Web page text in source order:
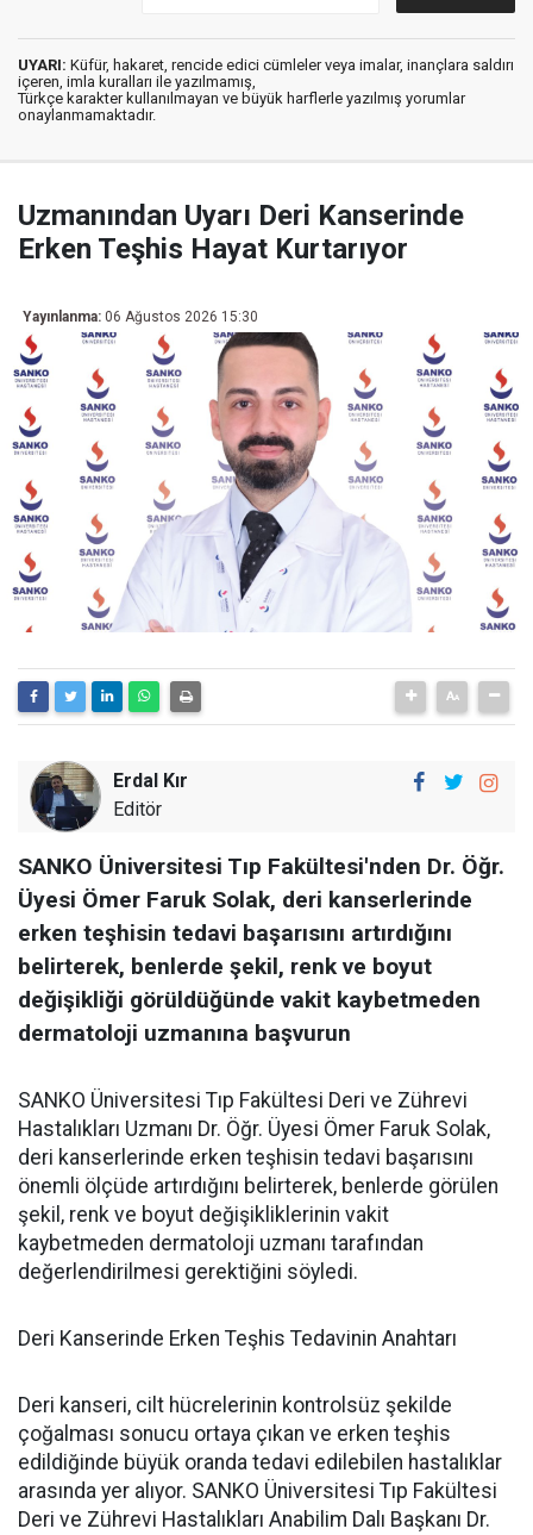
UYARI: Küfür, hakaret, rencide edici cümleler veya imalar, inançlara saldırı
içeren, imla kuralları ile yazılmamış,
Türkçe karakter kullanılmayan ve büyük harflerle yazılmış yorumlar
onaylanmamaktadır.
Uzmanından Uyarı Deri Kanserinde
Erken Teşhis Hayat Kurtarıyor
Yayınlanma: 06 Ağustos 2026 15:30
Erdal Kır
Editör
SANKO Üniversitesi Tıp Fakültesi'nden Dr. Öğr.
Üyesi Ömer Faruk Solak, deri kanserlerinde
erken teşhisin tedavi başarısını artırdığını
belirterek, benlerde şekil, renk ve boyut
değişikliği görüldüğünde vakit kaybetmeden
dermatoloji uzmanına başvurun
SANKO Üniversitesi Tıp Fakültesi Deri ve Zührevi
Hastalıkları Uzmanı Dr. Öğr. Üyesi Ömer Faruk Solak,
deri kanserlerinde erken teşhisin tedavi başarısını
önemli ölçüde artırdığını belirterek, benlerde görülen
şekil, renk ve boyut değişikliklerinin vakit
kaybetmeden dermatoloji uzmanı tarafından
değerlendirilmesi gerektiğini söyledi.
Deri Kanserinde Erken Teşhis Tedavinin Anahtarı
Deri kanseri, cilt hücrelerinin kontrolsüz şekilde
çoğalması sonucu ortaya çıkan ve erken teşhis
edildiğinde büyük oranda tedavi edilebilen hastalıklar
arasında yer alıyor. SANKO Üniversitesi Tıp Fakültesi
Deri ve Zührevi Hastalıkları Anabilim Dalı Başkanı Dr.